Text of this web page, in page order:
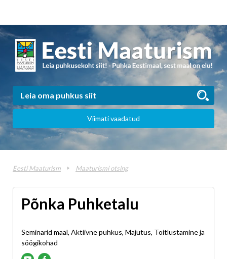
Viimati vaadatud
Eesti Maaturism Maaturismi otsing
Põnka Puhketalu
Seminarid maal, Aktiivne puhkus, Majutus, Toitlustamine ja
söögikohad